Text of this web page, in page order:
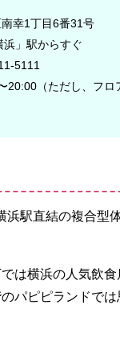
幸1丁目6番31号
浜」駅からすぐ
5111
20:00（ただし、フロ
浜駅直結の複合型
は横浜の人気飲
パピピランドで